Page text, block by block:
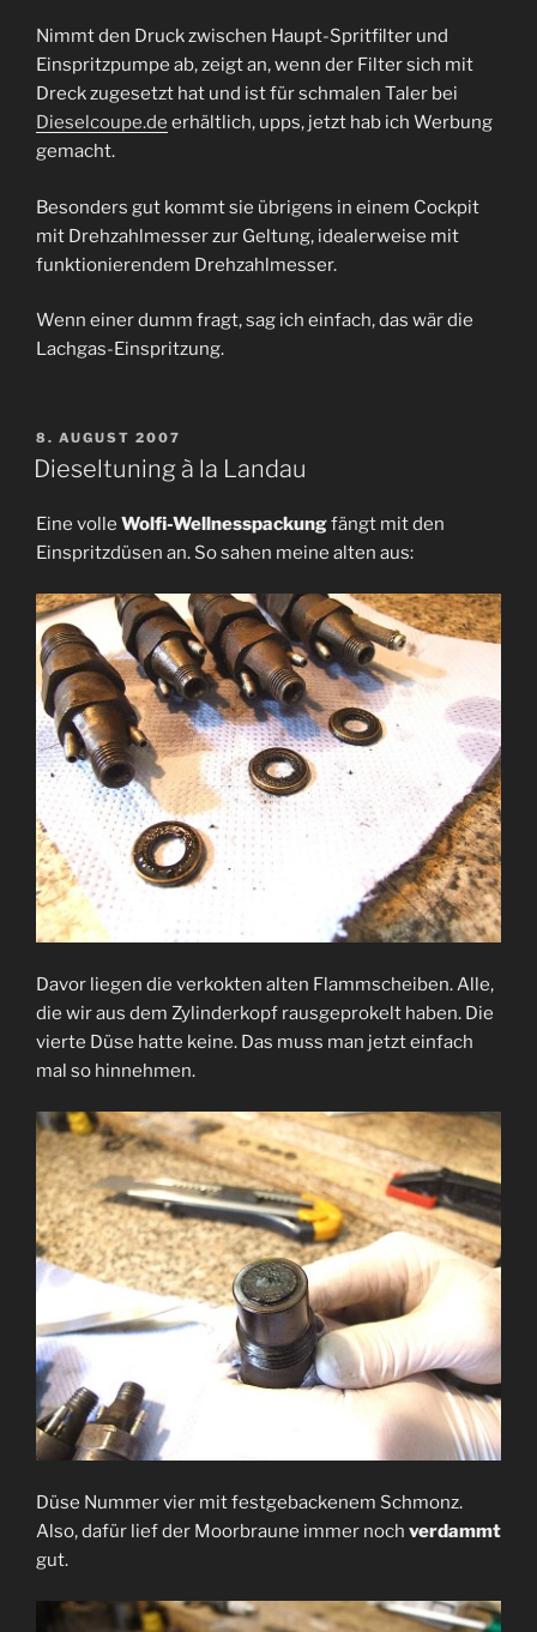
Nimmt den Druck zwischen Haupt-Spritfilter und
Einspritzpumpe ab, zeigt an, wenn der Filter sich mit
Dreck zugesetzt hat und ist für schmalen Taler bei
Dieselcoupe.de erhältlich, upps, jetzt hab ich Werbung
gemacht.
Besonders gut kommt sie übrigens in einem Cockpit
mit Drehzahlmesser zur Geltung, idealerweise mit
funktionierendem Drehzahlmesser.
Wenn einer dumm fragt, sag ich einfach, das wär die
Lachgas-Einspritzung.
VERÖFFENTLICHT
AM
8. AUGUST 2007
Dieseltuning à la Landau
Eine volle Wolfi-Wellnesspackungfängt mit den
Einspritzdüsen an. So sahen meine alten aus:
Davor liegen die verkokten alten Flammscheiben. Alle,
die wir aus dem Zylinderkopf rausgeprokelt haben. Die
vierte Düse hatte keine. Das muss man jetzt einfach
mal so hinnehmen.
Düse Nummer vier mit festgebackenem Schmonz.
Also, dafür lief der Moorbraune immer noch verdammt
gut.